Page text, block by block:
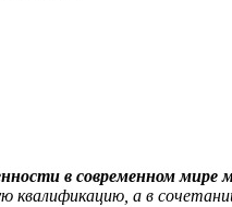
в современном
квалификацию, а в